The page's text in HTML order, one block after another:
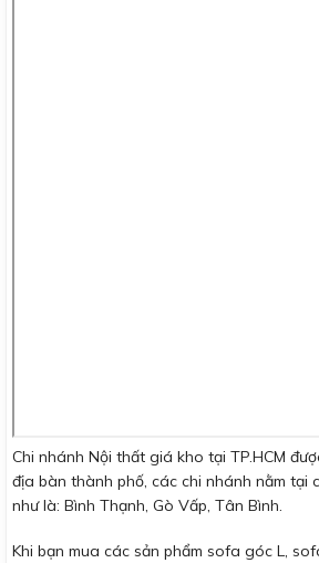
Chi nhánh Nội thất giá kho tại TP.HCM
địa bàn thành phố, các chi nhánh nằm tại
như là: Bình Thạnh, Gò Vấp, Tân Bình.
Khi bạn mua các sản phẩm sofa góc L,